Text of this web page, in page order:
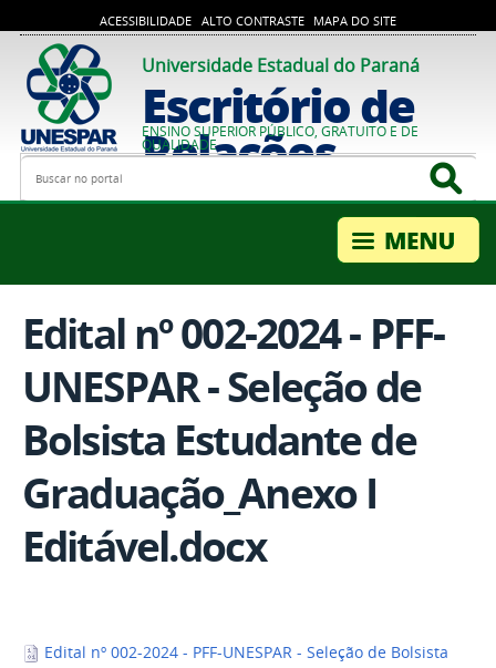
ACESSIBILIDADE ALTO CONTRASTE MAPA DO SITE
Universidade Estadual do Paraná
Escritório de
Relações
Internacionais
ENSINO SUPERIOR PÚBLICO, GRATUITO E DE
QUALIDADE
Busca
Edital nº 002-2024 - PFF-
UNESPAR - Seleção de
Bolsista Estudante de
Graduação_Anexo I
Editável.docx
Edital nº 002-2024 - PFF-UNESPAR - Seleção de Bolsista